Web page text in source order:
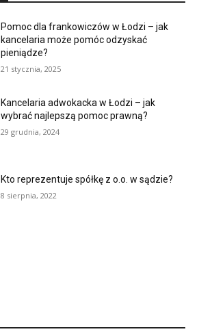
Pomoc dla frankowiczów w Łodzi – jak
kancelaria może pomóc odzyskać
pieniądze?
21 stycznia, 2025
Kancelaria adwokacka w Łodzi – jak
wybrać najlepszą pomoc prawną?
29 grudnia, 2024
Kto reprezentuje spółkę z o.o. w sądzie?
8 sierpnia, 2022